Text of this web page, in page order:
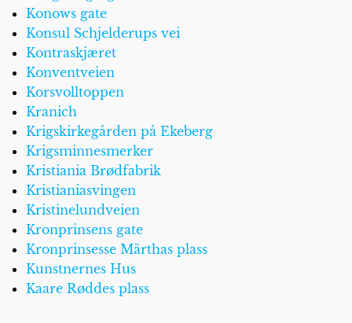
Konows gate
Konsul Schjelderups vei
Kontraskjæret
Konventveien
Korsvolltoppen
Kranich
Krigskirkegården på Ekeberg
Krigsminnesmerker
Kristiania Brødfabrik
Kristianiasvingen
Kristinelundveien
Kronprinsens gate
Kronprinsesse Märthas plass
Kunstnernes Hus
Kaare Røddes plass